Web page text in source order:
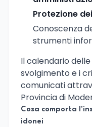
Protezione
Conoscenza
strumenti
Il calendario
svolgimento e i
comunicati
Provincia di
Cosa comporta
idonei